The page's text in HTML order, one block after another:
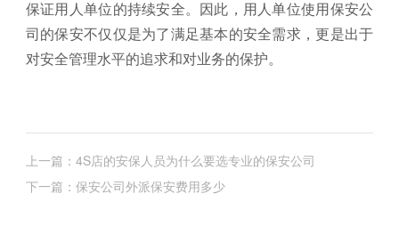
保证用人单位的持续安全。因此，用人单位使用保安公
司的保安不仅仅是为了满足基本的安全需求，更是出于
对安全管理水平的追求和对业务的保护。
上一篇：4S店的安保人员为什么要选专业的保安公司
下一篇：保安公司外派保安费用多少